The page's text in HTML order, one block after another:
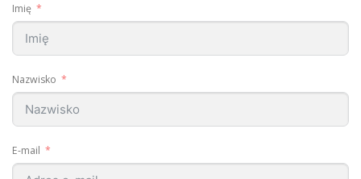
Imię
Nazwisko
E-mail